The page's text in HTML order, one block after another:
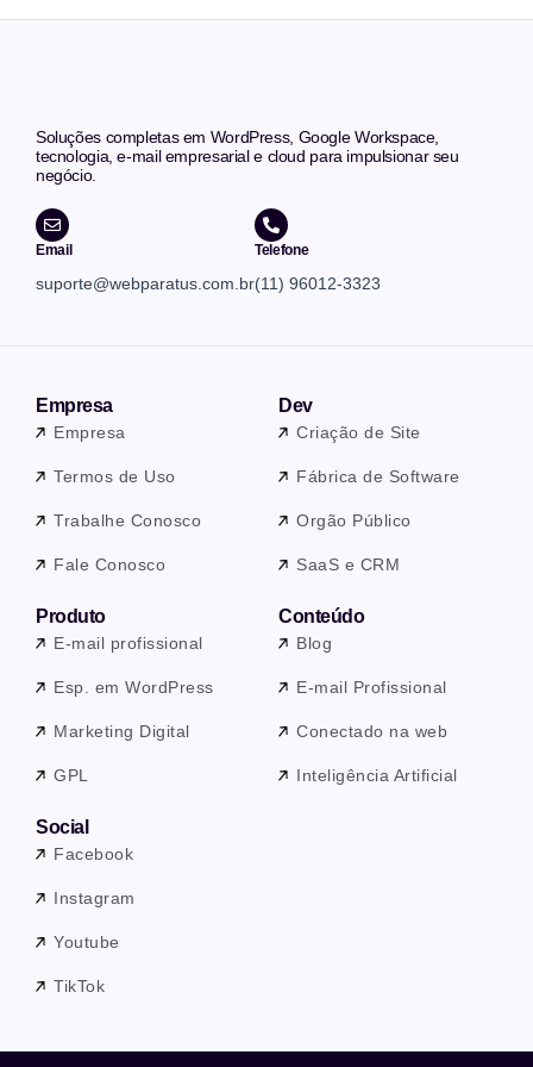
Soluções completas em WordPress, Google Workspace,
tecnologia, e-mail empresarial e cloud para impulsionar seu
negócio.
Email
suporte@webparatus.com.br
Telefone
(11) 96012-3323
Empresa
Empresa
Termos de Uso
Trabalhe Conosco
Fale Conosco
Dev
Criação de Site
Fábrica de Software
Orgão Público
SaaS e CRM
Produto
E-mail profissional
Esp. em WordPress
Marketing Digital
GPL
Conteúdo
Blog
E-mail Profissional
Conectado na web
Inteligência Artificial
Social
Facebook
Instagram
Youtube
TikTok